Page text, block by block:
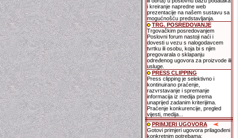
i kreiranje napredne web
prezentacije na našem sustavu sa
mogućnošću predstavljanja.
TRG. POSREDOVANJE
Trgovačkim posredovanjem
Poslovni forum nastoji naći i
dovesti u vezu s nalogodavcem
tvrtku ili osobu, koja bi s njim
pregovarala o sklapanju
određenog ugovora za proizvode ili
usluge.
PRESS CLIPPING
Press clipping je selektivno i
kontinuirano praćenje,
razvrstavanje i spremanje
informacija iz medija prema
unaprijed zadanim kriterijima.
Praćenje konkurencije, pregled
vijesti, medija...
PRIMJERI UGOVORA
Gotovi primjeri ugovora prilagođeni
konkretnim potrebama;